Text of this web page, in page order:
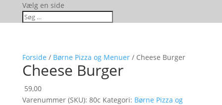
Vælg en side
Forside / Børne Pizza og Menuer/ Cheese Burger
Cheese Burger
59,00
Varenummer (SKU): 80c Kategori: Børne Pizza og